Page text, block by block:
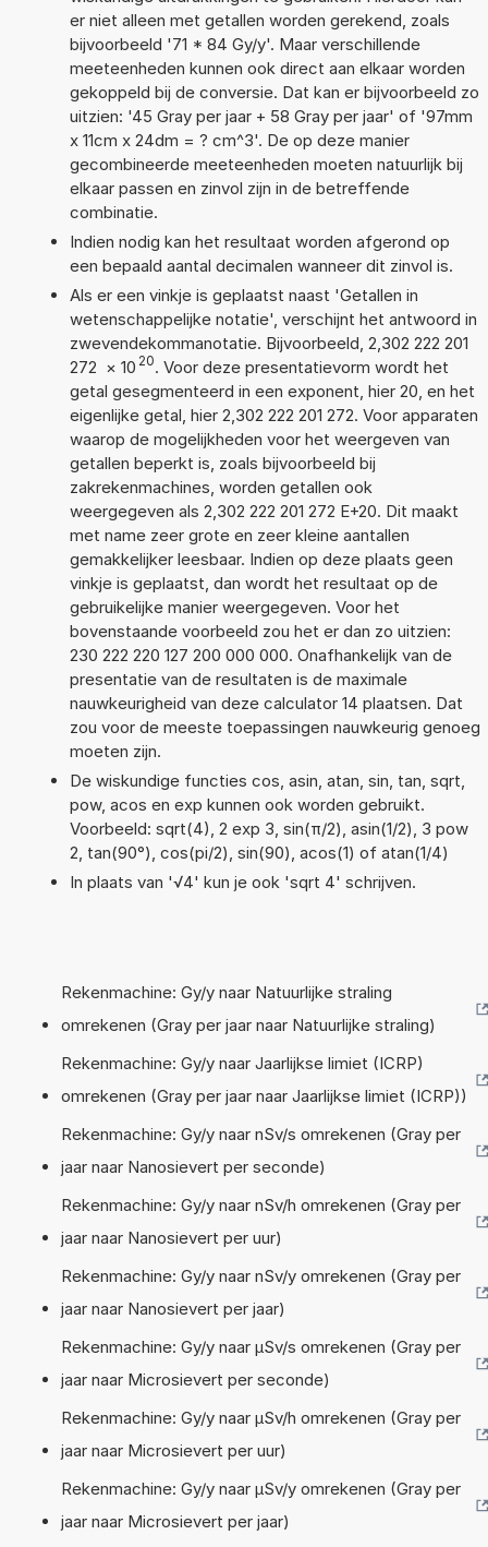
er niet alleen met getallen worden gerekend, zoals
bijvoorbeeld '71 * 84 Gy/y'. Maar verschillende
meeteenheden kunnen ook direct aan elkaar worden
gekoppeld bij de conversie. Dat kan er bijvoorbeeld zo
uitzien: '45 Gray per jaar + 58 Gray per jaar' of '97mm
x 11cm x 24dm = ? cm^3'. De op deze manier
gecombineerde meeteenheden moeten natuurlijk bij
elkaar passen en zinvol zijn in de betreffende
combinatie.
Indien nodig kan het resultaat worden afgerond op
een bepaald aantal decimalen wanneer dit zinvol is.
Als er een vinkje is geplaatst naast 'Getallen in
wetenschappelijke notatie', verschijnt het antwoord in
zwevendekommanotatie. Bijvoorbeeld, 2,302 222 201
272 × 10 20. Voor deze presentatievorm wordt het
getal gesegmenteerd in een exponent, hier 20, en het
eigenlijke getal, hier 2,302 222 201 272. Voor apparaten
waarop de mogelijkheden voor het weergeven van
getallen beperkt is, zoals bijvoorbeeld bij
zakrekenmachines, worden getallen ook
weergegeven als 2,302 222 201 272 E+20. Dit maakt
met name zeer grote en zeer kleine aantallen
gemakkelijker leesbaar. Indien op deze plaats geen
vinkje is geplaatst, dan wordt het resultaat op de
gebruikelijke manier weergegeven. Voor het
bovenstaande voorbeeld zou het er dan zo uitzien:
230 222 220 127 200 000 000. Onafhankelijk van de
presentatie van de resultaten is de maximale
nauwkeurigheid van deze calculator 14 plaatsen. Dat
zou voor de meeste toepassingen nauwkeurig genoeg
moeten zijn.
De wiskundige functies cos, asin, atan, sin, tan, sqrt,
pow, acos en exp kunnen ook worden gebruikt.
Voorbeeld: sqrt(4), 2 exp 3, sin(π/2), asin(1/2), 3 pow
2, tan(90°), cos(pi/2), sin(90), acos(1) of atan(1/4)
In plaats van '√4' kun je ook 'sqrt 4' schrijven.
Rekenmachine: Gy/y naar Natuurlijke straling
omrekenen (Gray per jaar naar Natuurlijke straling)
Rekenmachine: Gy/y naar Jaarlijkse limiet (ICRP)
omrekenen (Gray per jaar naar Jaarlijkse limiet (ICRP))
Rekenmachine: Gy/y naar nSv/s omrekenen (Gray per
jaar naar Nanosievert per seconde)
Rekenmachine: Gy/y naar nSv/h omrekenen (Gray per
jaar naar Nanosievert per uur)
Rekenmachine: Gy/y naar nSv/y omrekenen (Gray per
jaar naar Nanosievert per jaar)
Rekenmachine: Gy/y naar µSv/s omrekenen (Gray per
jaar naar Microsievert per seconde)
Rekenmachine: Gy/y naar µSv/h omrekenen (Gray per
jaar naar Microsievert per uur)
Rekenmachine: Gy/y naar µSv/y omrekenen (Gray per
jaar naar Microsievert per jaar)